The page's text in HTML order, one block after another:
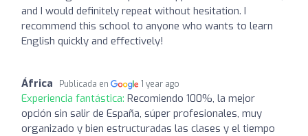
and I would definitely repeat without hesitation. I
recommend this school to anyone who wants to learn
English quickly and effectively!
África Publicada en 1 year ago
Experiencia fantástica: Recomiendo 100%, la mejor
opción sin salir de España, súper profesionales, muy
organizado y bien estructuradas las clases y el tiempo